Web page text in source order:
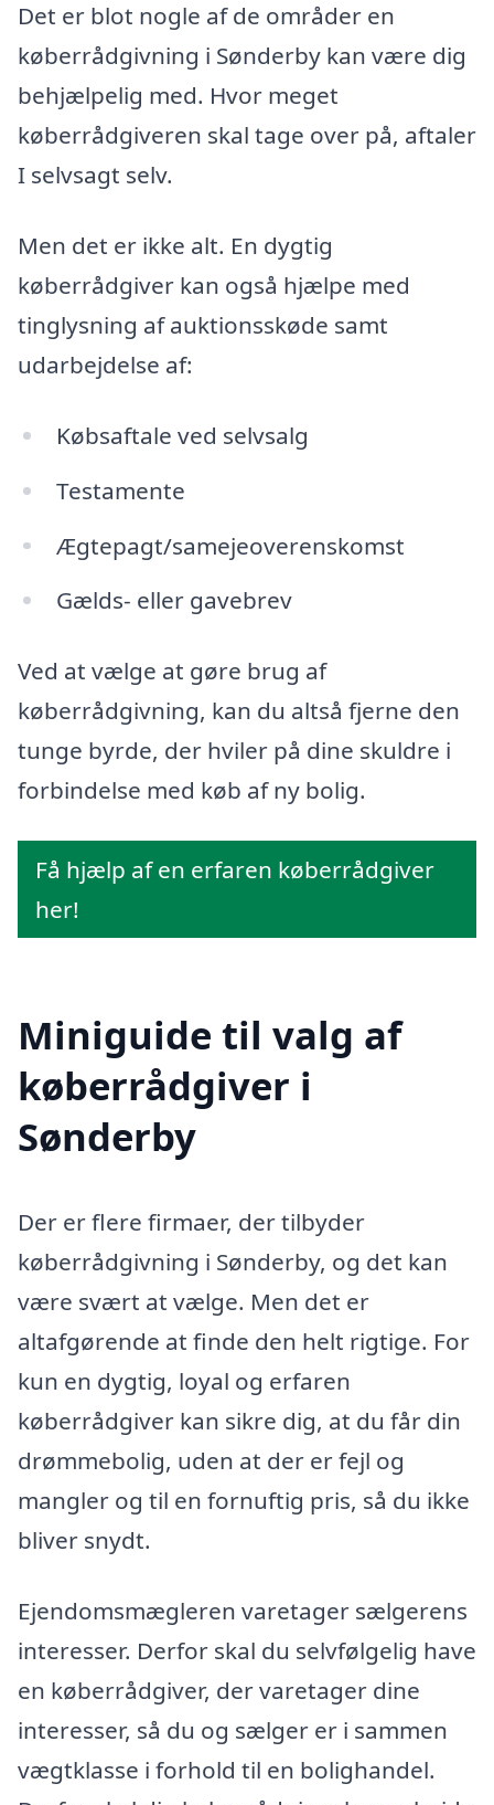
Det er blot nogle af de områder en
køberrådgivning i Sønderby kan være dig
behjælpelig med. Hvor meget
køberrådgiveren skal tage over på, aftaler
I selvsagt selv.
Men det er ikke alt. En dygtig
køberrådgiver kan også hjælpe med
tinglysning af auktionsskøde samt
udarbejdelse af:
Købsaftale ved selvsalg
Testamente
Ægtepagt/samejeoverenskomst
Gælds- eller gavebrev
Ved at vælge at gøre brug af
køberrådgivning, kan du altså fjerne den
tunge byrde, der hviler på dine skuldre i
forbindelse med køb af ny bolig.
Få hjælp af en erfaren køberrådgiver
her!
Miniguide til valg af
køberrådgiver i
Sønderby
Der er flere firmaer, der tilbyder
køberrådgivning i Sønderby, og det kan
være svært at vælge. Men det er
altafgørende at finde den helt rigtige. For
kun en dygtig, loyal og erfaren
køberrådgiver kan sikre dig, at du får din
drømmebolig, uden at der er fejl og
mangler og til en fornuftig pris, så du ikke
bliver snydt.
Ejendomsmægleren varetager sælgerens
interesser. Derfor skal du selvfølgelig have
en køberrådgiver, der varetager dine
interesser, så du og sælger er i sammen
vægtklasse i forhold til en bolighandel.